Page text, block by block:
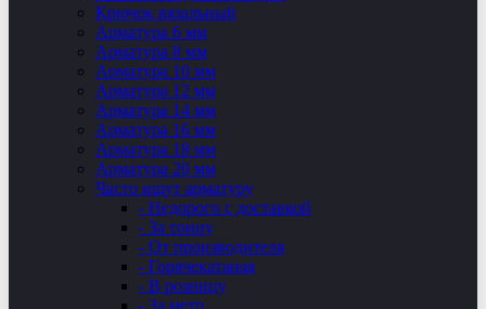
Крючок вязальный
Арматура 6 мм
Арматура 8 мм
Арматура 10 мм
Арматура 12 мм
Арматура 14 мм
Арматура 16 мм
Арматура 18 мм
Арматура 20 мм
Часто ищут арматуру
- Недорого с доставкой
- За тонну
- От производителя
- Горячекатаная
- В розницу
- За метр